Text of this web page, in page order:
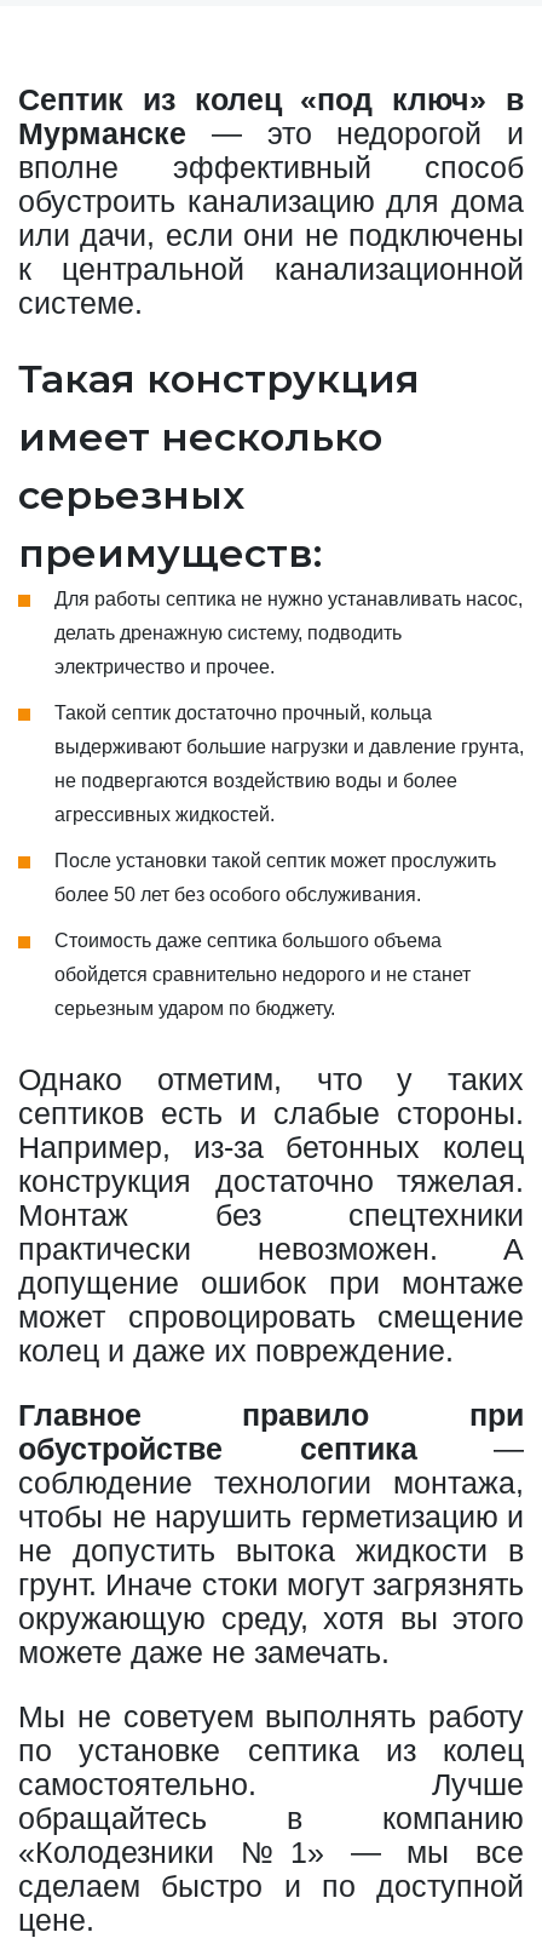
Септик из колец «под ключ» в
Мурманске — это недорогой и
вполне эффективный способ
обустроить канализацию для дома
или дачи, если они не подключены
к центральной канализационной
системе.
Такая конструкция
имеет несколько
серьезных
преимуществ:
Для работы септика не нужно устанавливать насос,
делать дренажную систему, подводить
электричество и прочее.
Такой септик достаточно прочный, кольца
выдерживают большие нагрузки и давление грунта,
не подвергаются воздействию воды и более
агрессивных жидкостей.
После установки такой септик может прослужить
более 50 лет без особого обслуживания.
Стоимость даже септика большого объема
обойдется сравнительно недорого и не станет
серьезным ударом по бюджету.
Однако отметим, что у таких
септиков есть и слабые стороны.
Например, из-за бетонных колец
конструкция достаточно тяжелая.
Монтаж без спецтехники
практически невозможен. А
допущение ошибок при монтаже
может спровоцировать смещение
колец и даже их повреждение.
Главное правило при
обустройстве септика—
соблюдение технологии монтажа,
чтобы не нарушить герметизацию и
не допустить вытока жидкости в
грунт. Иначе стоки могут загрязнять
окружающую среду, хотя вы этого
можете даже не замечать.
Мы не советуем выполнять работу
по установке септика из колец
самостоятельно. Лучше
обращайтесь в компанию
«Колодезники №1» — мы все
сделаем быстро и по доступной
цене.